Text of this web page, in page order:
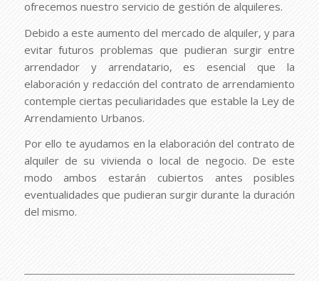
ofrecemos nuestro servicio de gestión de alquileres.
Debido a este aumento del mercado de alquiler, y para
evitar futuros problemas que pudieran surgir entre
arrendador y arrendatario, es esencial que la
elaboración y redacción del contrato de arrendamiento
contemple ciertas peculiaridades que estable la Ley de
Arrendamiento Urbanos.
Por ello te ayudamos en la elaboración del contrato de
alquiler de su vivienda o local de negocio. De este
modo ambos estarán cubiertos antes posibles
eventualidades que pudieran surgir durante la duración
del mismo.